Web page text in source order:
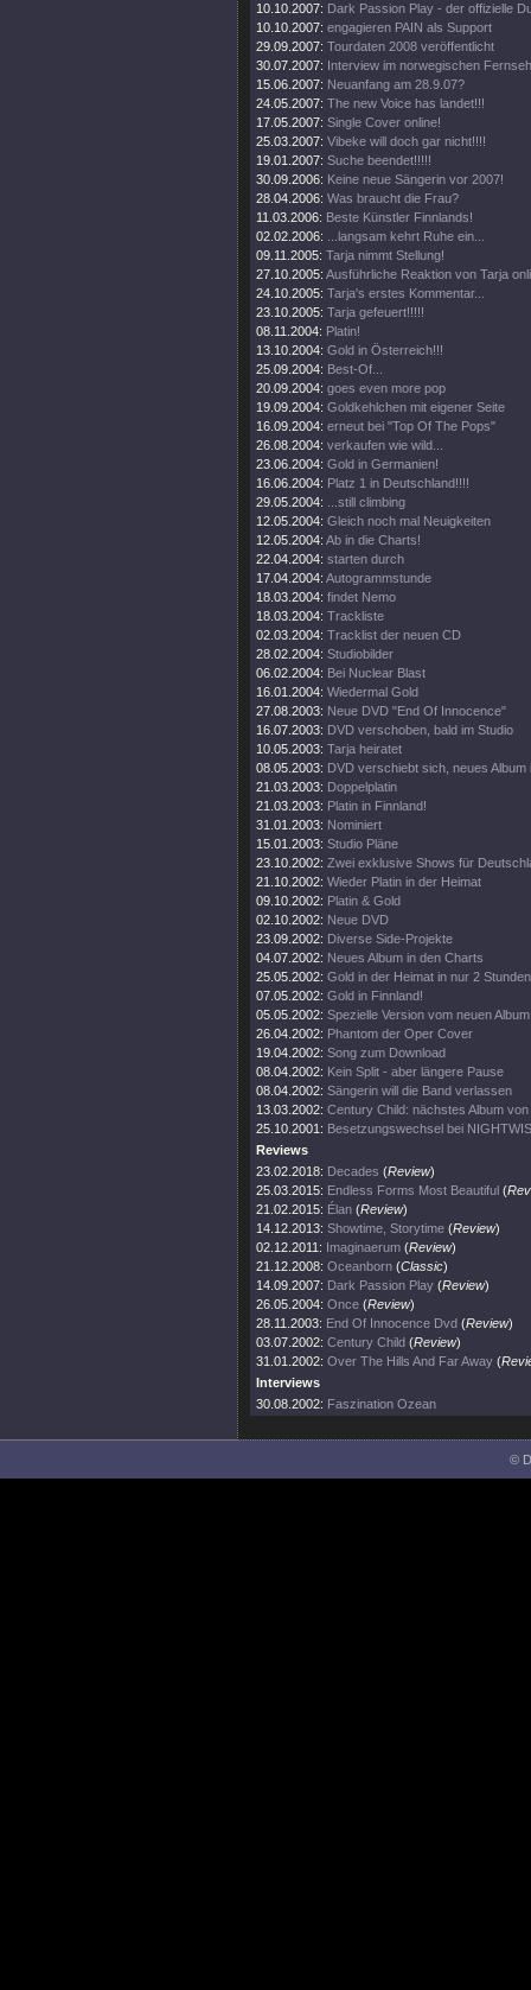
10.10.2007: Dark Passion Play - der offizielle
10.10.2007: engagieren PAIN als Support
29.09.2007: Tourdaten 2008 veröffentlicht
30.07.2007: Interview im norwegischen
15.06.2007: Neuanfang am 28.9.07?
24.05.2007: The new Voice has landet!!!
17.05.2007: Single Cover online!
25.03.2007: Vibeke will doch gar nicht!!!!
19.01.2007: Suche beendet!!!!!
30.09.2006: Keine neue Sängerin vor 2007!
28.04.2006: Was braucht die Frau?
11.03.2006: Beste Künstler Finnlands!
02.02.2006:
...langsam kehrt Ruhe ein...
09.11.2005: Tarja nimmt Stellung!
27.10.2005: Ausführliche Reaktion von Tarja
24.10.2005: Tarja's erstes Kommentar...
23.10.2005: Tarja gefeuert!!!!!
08.11.2004: Platin!
13.10.2004: Gold in Österreich!!!
25.09.2004: Best-Of...
20.09.2004: goes even more pop
19.09.2004: Goldkehlchen mit eigener Seite
16.09.2004: erneut bei "Top Of The Pops"
26.08.2004: verkaufen wie wild...
23.06.2004: Gold in Germanien!
16.06.2004: Platz 1 in Deutschland!!!!
29.05.2004:
...still climbing
12.05.2004: Gleich noch mal Neuigkeiten
12.05.2004: Ab in die Charts!
22.04.2004: starten durch
17.04.2004: Autogrammstunde
18.03.2004: findet Nemo
18.03.2004: Trackliste
02.03.2004: Tracklist der neuen CD
28.02.2004: Studiobilder
06.02.2004: Bei Nuclear Blast
16.01.2004: Wiedermal Gold
27.08.2003: Neue DVD "End Of Innocence"
16.07.2003: DVD verschoben, bald im Studio
10.05.2003: Tarja heiratet
08.05.2003: DVD verschiebt sich, neues Album
21.03.2003: Doppelplatin
21.03.2003: Platin in Finnland!
31.01.2003: Nominiert
15.01.2003: Studio Pläne
23.10.2002: Zwei exklusive Shows für
21.10.2002: Wieder Platin in der Heimat
09.10.2002: Platin & Gold
02.10.2002: Neue DVD
23.09.2002: Diverse Side-Projekte
04.07.2002: Neues Album in den Charts
25.05.2002: Gold in der Heimat in nur 2 Stunden
07.05.2002: Gold in Finnland!
05.05.2002: Spezielle Version vom neuen Album
26.04.2002: Phantom der Oper Cover
19.04.2002: Song zum Download
08.04.2002: Kein Split - aber längere Pause
08.04.2002: Sängerin will die Band verlassen
13.03.2002: Century Child: nächstes Album
25.10.2001: Besetzungswechsel bei
Reviews
23.02.2018: Decades (Review)
25.03.2015: Endless Forms Most Beautiful (
21.02.2015: Élan (Review)
14.12.2013: Showtime, Storytime (Review)
02.12.2011: Imaginaerum (Review)
21.12.2008: Oceanborn (Classic)
14.09.2007: Dark Passion Play (Review)
26.05.2004: Once (Review)
28.11.2003: End Of Innocence Dvd (Review)
03.07.2002: Century Child (Review)
31.01.2002: Over The Hills And Far Away (
Interviews
30.08.2002: Faszination Ozean
©